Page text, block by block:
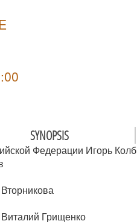
SYNOPSIS
Федерации Игорь Колб
Грищенко